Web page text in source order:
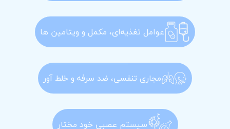
عوامل تغذیه‌ای، مکمل و ویتامین ها
مجاری تنفسی، ضد سرفه و خلط آور
سیستم عصبی خود مختار